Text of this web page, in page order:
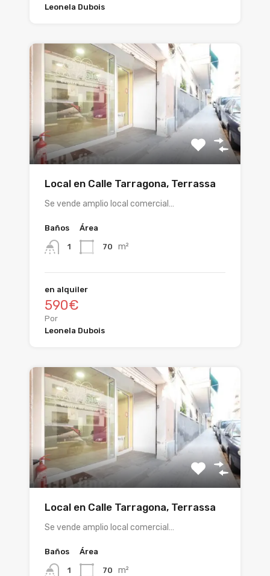
Leonela Dubois
Local en Calle Tarragona, Terrassa
Se vende amplio local comercial…
Baños
1
Área
70 m²
en alquiler
590€
Por
Leonela Dubois
Local en Calle Tarragona, Terrassa
Se vende amplio local comercial…
Baños
1
Área
70 m²